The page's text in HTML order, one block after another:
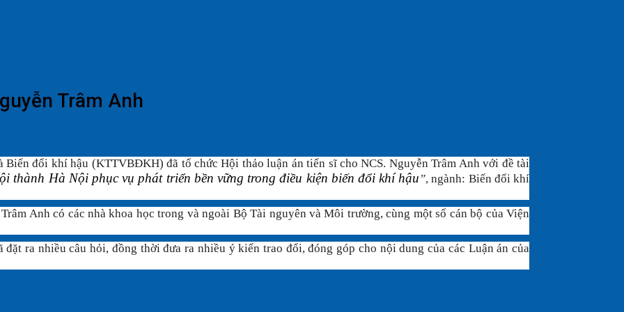
Trâm Anh
Biến đổi khí hậu (KTTVBĐKH) đã tổ chức Hội thảo luận án tiến sĩ cho NCS. Nguyễn Trâm Anhvới đề tài
thành Hà Nội phục vụ phát triển bền vững trong điều kiện biến đổi khí hậu”,ngành: Biến đổi khí
Anh có các nhà khoa học trong và ngoài Bộ Tài nguyên và Môi trường, cùng một số cán bộ của Viện
ra nhiều câu hỏi, đồng thời đưa ra nhiều ý kiến trao đổi, đóng góp cho nội dung của các Luận án của